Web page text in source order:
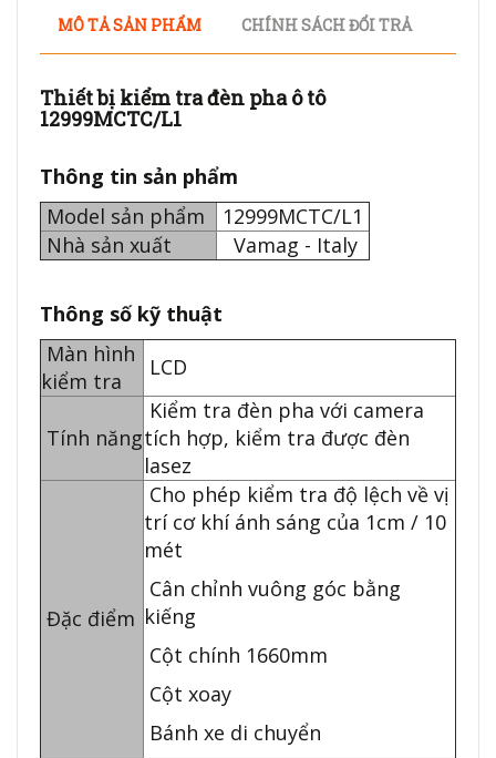
MÔ TẢ SẢN PHẨM CHÍNH SÁCH ĐỔI TRẢ
Thiết bị kiểm tra đèn pha ô tô
12999MCTC/L1
Thông tin sản phẩm
Model sản phẩm
12999MCTC/L1
Nhà sản xuất
Vamag - Italy
Thông số kỹ thuật
Màn hình
kiểm tra
LCD
Tính năng
Kiểm tra đèn pha với camera
tích hợp, kiểm tra được đèn
lasez
Đặc điểm
Cho phép kiểm tra độ lệch về vị
trí cơ khí ánh sáng của 1cm / 10
mét
Cân chỉnh vuông góc bằng
kiếng
Cột chính 1660mm
Cột xoay
Bánh xe di chuyển